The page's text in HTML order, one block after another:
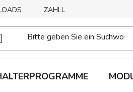
ZAHLUNGSMETHODEN